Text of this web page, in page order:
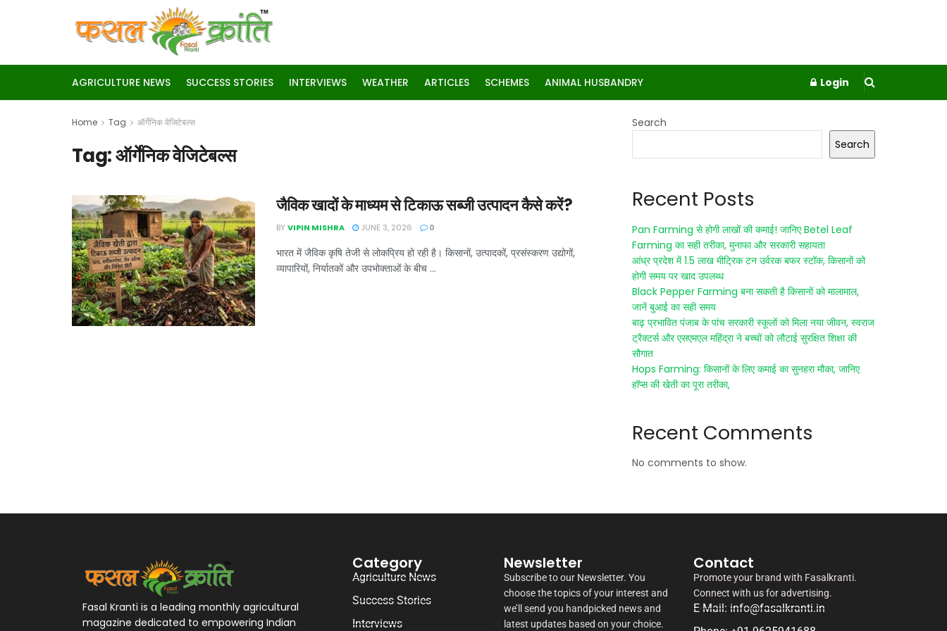
AGRICULTURE NEWS SUCCESS STORIES INTERVIEWS WEATHER ARTICLES SCHEMES ANIMAL HUSBANDRY Login
Home Tag ऑर्गेनिक वेजिटेबल्स
Tag:ऑर्गेनिक वेजिटेबल्स
जैविक खादों के माध्यम से टिकाऊ सब्जी उत्पादन कैसे करें?
BY VIPIN MISHRA JUNE 3, 2026 0
भारत में जैविक कृषि तेजी से लोकप्रिय हो रही है। किसानों, उत्पादकों, प्रसंस्करण उद्योगों,
व्यापारियों, निर्यातकों और उपभोक्ताओं के बीच ...
Search
Search
Recent Posts
Pan Farming से होगी लाखों की कमाई! जानिए Betel Leaf
Farming का सही तरीका, मुनाफा और सरकारी सहायता
आंध्र प्रदेश में 1.5 लाख मीट्रिक टन उर्वरक बफर स्टॉक, किसानों को
होगी समय पर खाद उपलब्ध
Black Pepper Farming बना सकती है किसानों को मालामाल,
जानें बुआई का सही समय
बाढ़ प्रभावित पंजाब के पांच सरकारी स्कूलों को मिला नया जीवन, स्वराज
ट्रैक्टर्स और एसएमएल महिंद्रा ने बच्चों को लौटाई सुरक्षित शिक्षा की
सौगात
Hops Farming: किसानों के लिए कमाई का सुनहरा मौका, जानिए
हॉप्स की खेती का पूरा तरीका,
Recent Comments
No comments to show.
Fasal Kranti is a leading monthly agricultural
magazine dedicated to empowering Indian
Category
Agriculture News
Success Stories
Interviews
Newsletter
Subscribe to our Newsletter. You
choose the topics of your interest and
we’ll send you handpicked news and
latest updates based on your choice.
Contact
Promote your brand with Fasalkranti.
Connect with us for advertising.
E-Mail: info@fasalkranti.in